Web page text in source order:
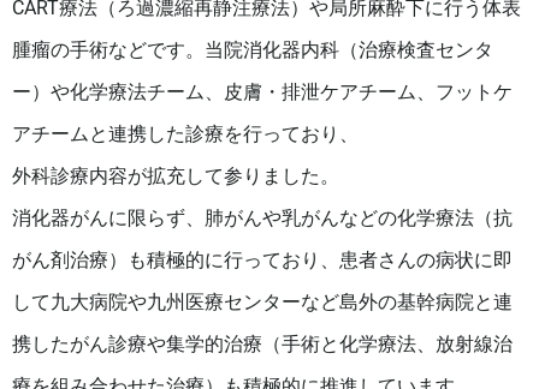
CART療法（ろ過濃縮再静注療法）や局所麻酔下に行う体表
腫瘤の手術などです。当院消化器内科（治療検査センタ
ー）や化学療法チーム、皮膚・排泄ケアチーム、フットケ
アチームと連携した診療を行っており、
外科診療内容が拡充して参りました。
消化器がんに限らず、肺がんや乳がんなどの化学療法（抗
がん剤治療）も積極的に行っており、患者さんの病状に即
して九大病院や九州医療センターなど島外の基幹病院と連
携したがん診療や集学的治療（手術と化学療法、放射線治